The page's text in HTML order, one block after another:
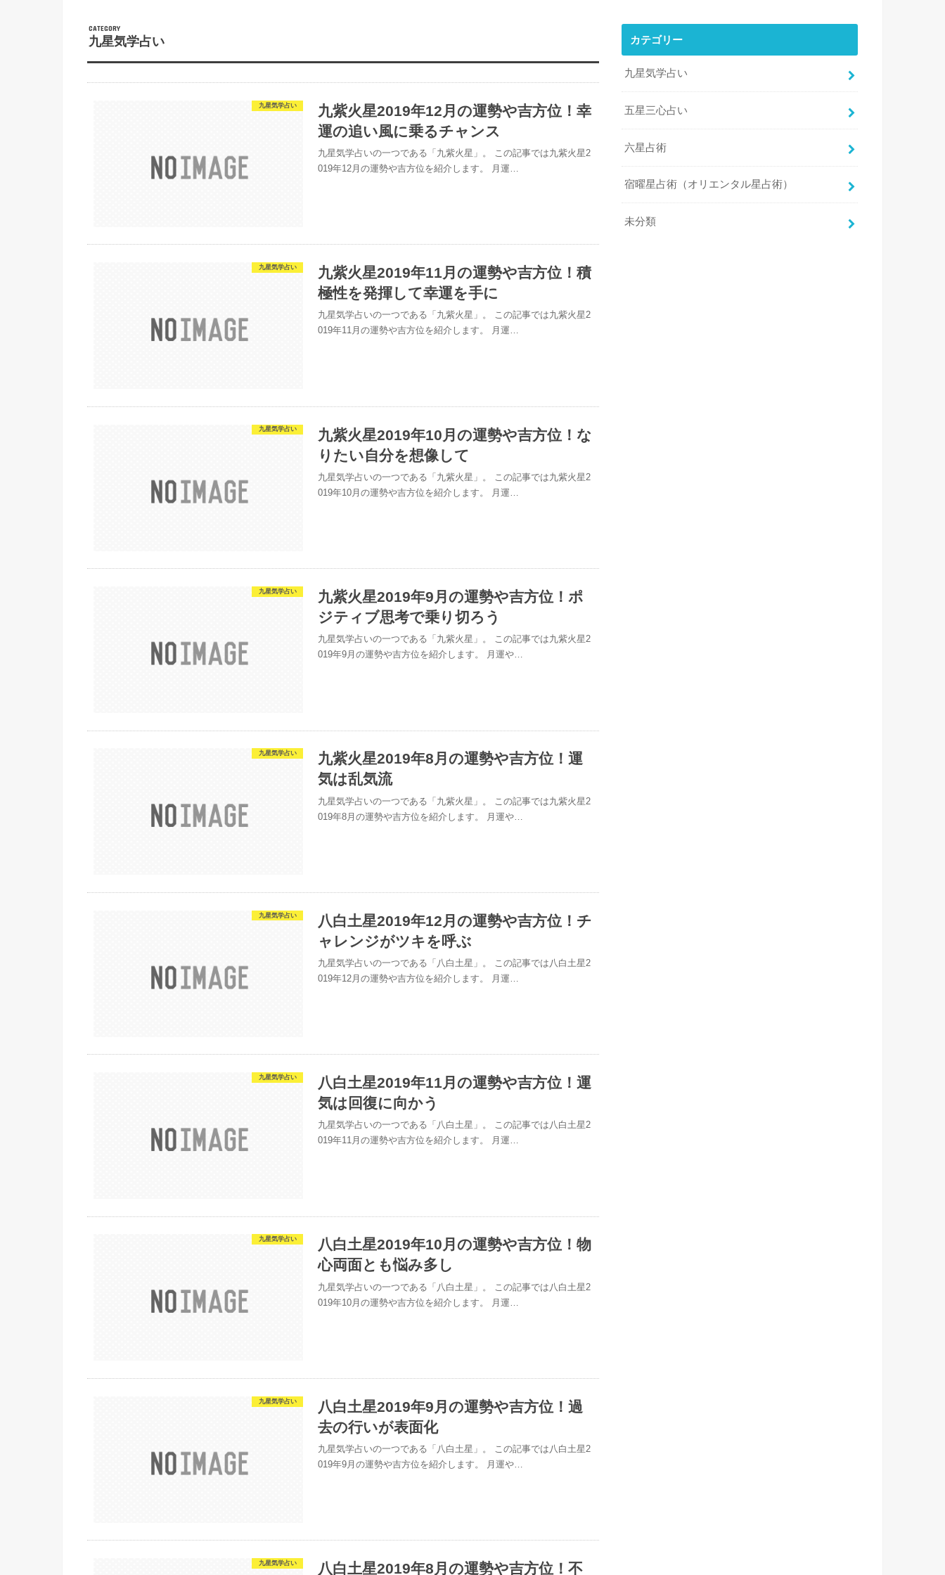
CATEGORY
九星気学占い
九星気学占い
九紫火星2019年12月の運勢や吉方位！幸
運の追い風に乗るチャンス
九星気学占いの一つである「九紫火星」。 この記事では九紫火星2
019年12月の運勢や吉方位を紹介します。 月運…
九星気学占い
九紫火星2019年11月の運勢や吉方位！積
極性を発揮して幸運を手に
九星気学占いの一つである「九紫火星」。 この記事では九紫火星2
019年11月の運勢や吉方位を紹介します。 月運…
九星気学占い
九紫火星2019年10月の運勢や吉方位！な
りたい自分を想像して
九星気学占いの一つである「九紫火星」。 この記事では九紫火星2
019年10月の運勢や吉方位を紹介します。 月運…
九星気学占い
九紫火星2019年9月の運勢や吉方位！ポ
ジティブ思考で乗り切ろう
九星気学占いの一つである「九紫火星」。 この記事では九紫火星2
019年9月の運勢や吉方位を紹介します。 月運や…
九星気学占い
九紫火星2019年8月の運勢や吉方位！運
気は乱気流
九星気学占いの一つである「九紫火星」。 この記事では九紫火星2
019年8月の運勢や吉方位を紹介します。 月運や…
九星気学占い
八白土星2019年12月の運勢や吉方位！チ
ャレンジがツキを呼ぶ
九星気学占いの一つである「八白土星」。 この記事では八白土星2
019年12月の運勢や吉方位を紹介します。 月運…
九星気学占い
八白土星2019年11月の運勢や吉方位！運
気は回復に向かう
九星気学占いの一つである「八白土星」。 この記事では八白土星2
019年11月の運勢や吉方位を紹介します。 月運…
九星気学占い
八白土星2019年10月の運勢や吉方位！物
心両面とも悩み多し
九星気学占いの一つである「八白土星」。 この記事では八白土星2
019年10月の運勢や吉方位を紹介します。 月運…
九星気学占い
八白土星2019年9月の運勢や吉方位！過
去の行いが表面化
九星気学占いの一つである「八白土星」。 この記事では八白土星2
019年9月の運勢や吉方位を紹介します。 月運や…
九星気学占い 八白土星2019年8月の運勢や吉方位！不
カテゴリー
九星気学占い
五星三心占い
六星占術
宿曜星占術（オリエンタル星占術）
未分類